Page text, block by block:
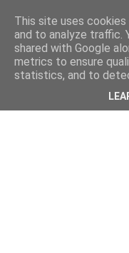
This site uses
and to analyze traffic.
shared with Google
metrics to ensure
statistics, and to